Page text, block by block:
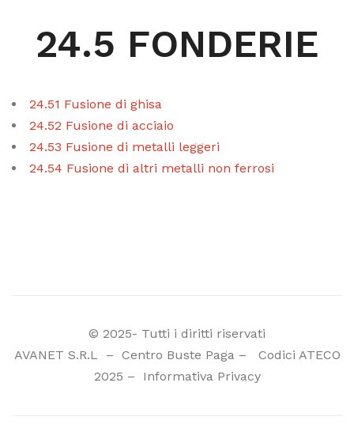
CODICE FISCALE
24.5 FONDERIE
24.51 Fusione di ghisa
24.52 Fusione di acciaio
24.53 Fusione di metalli leggeri
24.54 Fusione di altri metalli non ferrosi
© 2025- Tutti i diritti riservati
AVANET S.R.L
– Centro Buste Paga– Codici ATECO
2025 – Informativa Privacy